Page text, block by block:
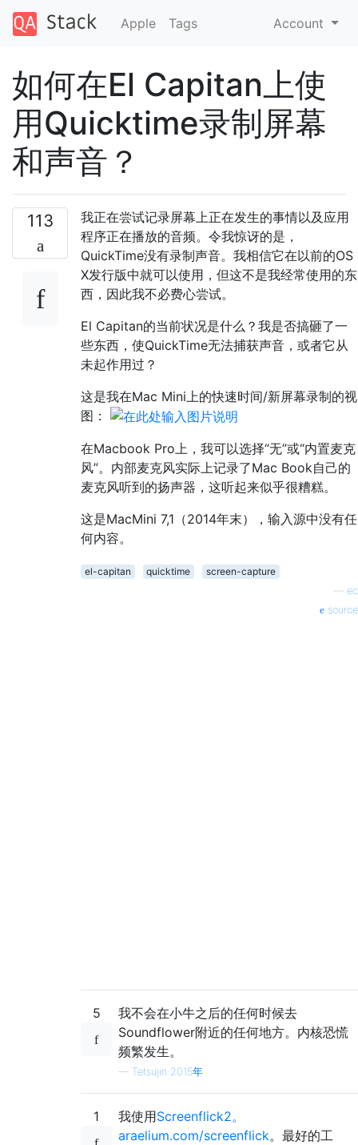
Apple Tags Account
如何在El Capitan上使
用Quicktime录制屏幕
和声音？
113
我正在尝试记录屏幕上正在发生的事情以及应用
程序正在播放的音频。令我惊讶的是，
QuickTime没有录制声音。我相信它在以前的OS
X发行版中就可以使用，但这不是我经常使用的东
西，因此我不必费心尝试。
El Capitan的当前状况是什么？我是否搞砸了一
些东西，使QuickTime无法捕获声音，或者它从
未起作用过？
这是我在Mac Mini上的快速时间/新屏幕录制的视
图：
在Macbook Pro上，我可以选择“无”或“内置麦克
风”。内部麦克风实际上记录了Mac Book自己的
麦克风听到的扬声器，这听起来似乎很糟糕。
这是MacMini 7,1（2014年末），输入源中没有任
何内容。
el-capitan quicktime
screen-capture
ec
source
5
我不会在小牛之后的任何时候去
Soundflower附近的任何地方。内核恐慌
频繁发生。
— Tetsujin 2015年
1 我使用Screenflick2。
araelium.com/screenflick。最好的工